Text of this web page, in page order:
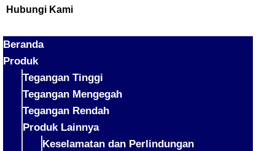
Hubungi Kami
Beranda
Produk
Tegangan Tinggi
Tegangan Mengegah
Tegangan Rendah
Produk Lainnya
Keselamatan dan Perlindungan